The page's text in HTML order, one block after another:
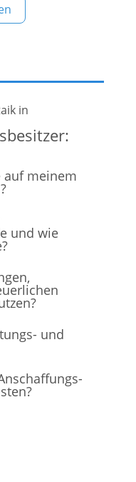
ist ein
in
auf meinem
und wie
und